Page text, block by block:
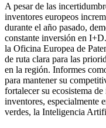
A pesar de las
inventores europeos
durante el año pasado,
constante inversión en
la Oficina Europea de
de ruta clara para las
en la región. Informes
para mantener su
fortalecer su ecosistema
inventores, especialmente
verdes, la Inteligencia